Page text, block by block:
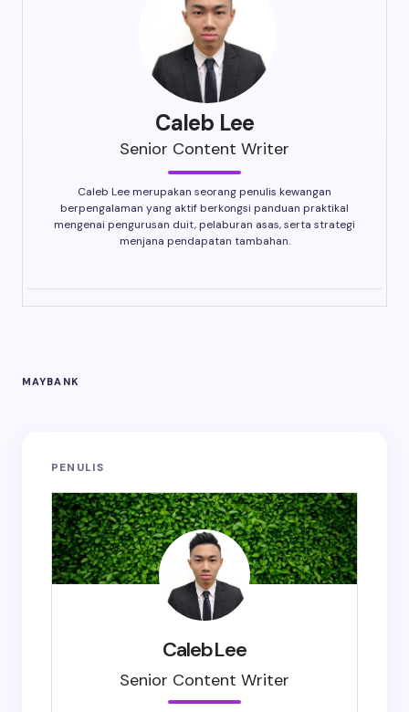
Caleb Lee
Senior Content Writer
Caleb Lee merupakan seorang penulis kewangan
berpengalaman yang aktif berkongsi panduan praktikal
mengenai pengurusan duit, pelaburan asas, serta strategi
menjana pendapatan tambahan.
MAYBANK
PENULIS
CalebLee
Senior Content Writer